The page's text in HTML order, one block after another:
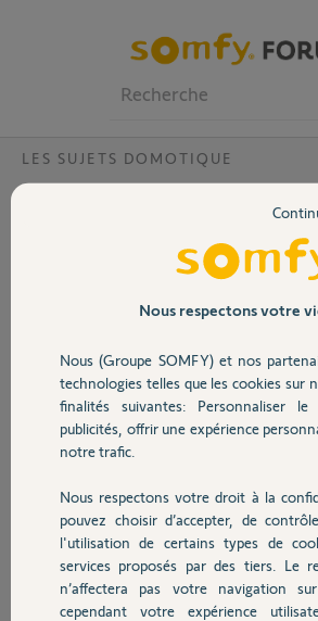
Volet
Sécurité
Domotique
Chauffage
Autres produits
LES SUJETS DOMOTIQUE
Réinitialiser adresse mail
Je souhaite remettre mon ancienne Tahoma
changé.
Pouvez-vous la réinitialiser ?
PIN de la Tahoma : 0210-2067-6852
Cordialement.
Pierre
il y a plus de 6 ans
Participer au fil de
Nous respectons votre
Nous (Groupe SOMFY) et nos
technologies telles que les cookies sur
finalités suivantes: Personnaliser
publicités, offrir une expérience
notre trafic.
Nous respectons votre droit à la
pouvez choisir d’accepter, de
l'utilisation de certains types de
services proposés par des tiers. Le
n’affectera pas votre navigation
cependant votre expérience